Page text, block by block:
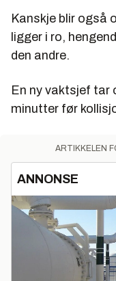
Kanskje blir også
ligger i ro,
den andre.
En ny vaktsjef tar
minutter før
ARTIKKELEN
ANNONSE